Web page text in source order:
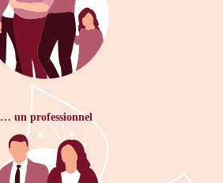
… un professionnel